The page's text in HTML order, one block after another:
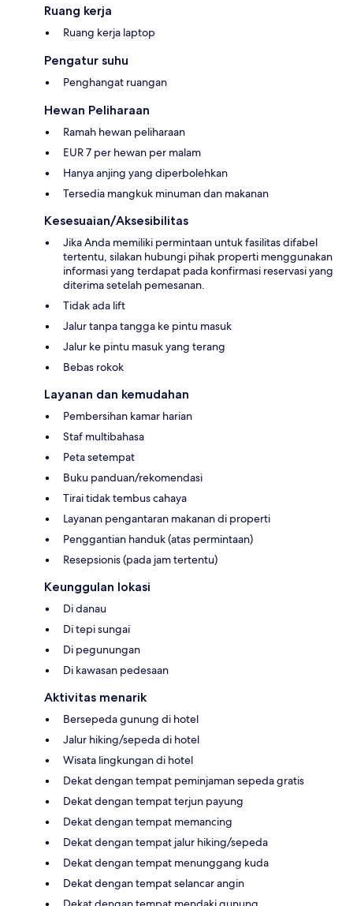
Ruang kerja
Ruang kerja laptop
Pengatur suhu
Penghangat ruangan
Hewan Peliharaan
Ramah hewan peliharaan
EUR 7 per hewan per malam
Hanya anjing yang diperbolehkan
Tersedia mangkuk minuman dan makanan
Kesesuaian/Aksesibilitas
Jika Anda memiliki permintaan untuk fasilitas difabel
tertentu, silakan hubungi pihak properti menggunakan
informasi yang terdapat pada konfirmasi reservasi yang
diterima setelah pemesanan.
Tidak ada lift
Jalur tanpa tangga ke pintu masuk
Jalur ke pintu masuk yang terang
Bebas rokok
Layanan dan kemudahan
Pembersihan kamar harian
Staf multibahasa
Peta setempat
Buku panduan/rekomendasi
Tirai tidak tembus cahaya
Layanan pengantaran makanan di properti
Penggantian handuk (atas permintaan)
Resepsionis (pada jam tertentu)
Keunggulan lokasi
Di danau
Di tepi sungai
Di pegunungan
Di kawasan pedesaan
Aktivitas menarik
Bersepeda gunung di hotel
Jalur hiking/sepeda di hotel
Wisata lingkungan di hotel
Dekat dengan tempat peminjaman sepeda gratis
Dekat dengan tempat terjun payung
Dekat dengan tempat memancing
Dekat dengan tempat jalur hiking/sepeda
Dekat dengan tempat menunggang kuda
Dekat dengan tempat selancar angin